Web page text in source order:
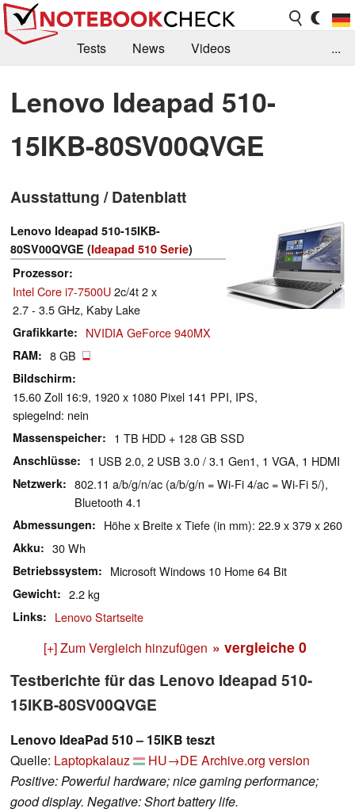
Tests News
Videos
Kaufberatung
Deals Suche
Jobs
Forum
...
Lenovo Ideapad 510-
15IKB-80SV00QVGE
Ausstattung / Datenblatt
Lenovo Ideapad 510-15IKB-
80SV00QVGE (Ideapad 510 Serie)
Prozessor
Intel Core i7-7500U2c/4t 2 x
2.7 - 3.5 GHz, Kaby Lake
Grafikkarte NVIDIA GeForce 940MX
RAM 8 GB
Bildschirm
15.60 Zoll 16:9, 1920 x 1080 Pixel 141 PPI, IPS,
spiegelnd: nein
Massenspeicher 1 TB HDD + 128 GB SSD
Anschlüsse 1 USB 2.0, 2 USB 3.0 / 3.1 Gen1, 1 VGA, 1 HDMI
Netzwerk
802.11 a/b/g/n/ac (a/b/g/n = Wi-Fi 4/ac = Wi-Fi 5/),
Bluetooth 4.1
Abmessungen Höhe x Breite x Tiefe (in mm): 22.9 x 379 x 260
Akku 30 Wh
Betriebssystem Microsoft Windows 10 Home 64 Bit
Gewicht 2.2 kg
Links Lenovo Startseite
[+] Zum Vergleich hinzufügen » vergleiche 0
Testberichte für das Lenovo Ideapad 510-
15IKB-80SV00QVGE
Lenovo IdeaPad 510 – 15IKB teszt
Quelle: Laptopkalauz HU→DE Archive.org version
Positive: Powerful hardware; nice gaming performance;
good display. Negative: Short battery life.